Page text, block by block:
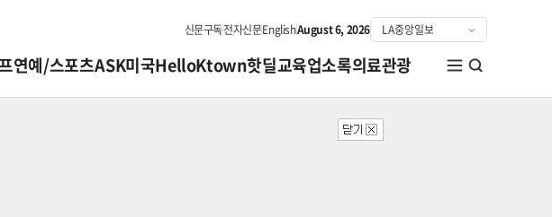
신문구독전자신문EnglishAugust 6, 2026
연예/스포츠ASK미국HelloKtown핫딜교육업소록의료관광